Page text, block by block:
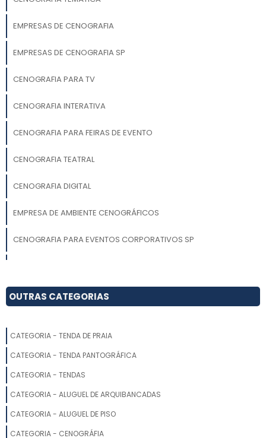
EMPRESAS DE CENOGRAFIA
EMPRESAS DE CENOGRAFIA SP
CENOGRAFIA PARA TV
CENOGRAFIA INTERATIVA
CENOGRAFIA PARA FEIRAS DE EVENTO
CENOGRAFIA TEATRAL
CENOGRAFIA DIGITAL
EMPRESA DE AMBIENTE CENOGRÁFICOS
CENOGRAFIA PARA EVENTOS CORPORATIVOS SP
CENOGRAFIA PARA FESTAS
QUANTO CUSTA CENOGRAFIA CORPORATIVA
EMPRESA DE PROJETO DE CENOGRAFIA
CENOGRAFIA PARA EVENTOS SP
OUTRAS CATEGORIAS
CATEGORIA - TENDA DE PRAIA
CATEGORIA - TENDA PANTOGRÁFICA
CATEGORIA - TENDAS
CATEGORIA - ALUGUEL DE ARQUIBANCADAS
CATEGORIA - ALUGUEL DE PISO
CATEGORIA - CENOGRÁFIA